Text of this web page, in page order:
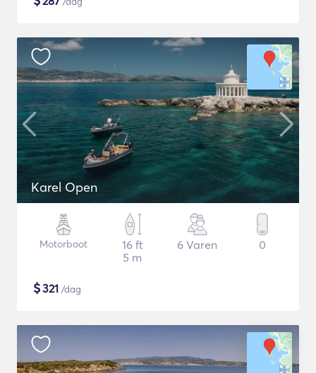
Karel Open
Motorboot
16 ft
5 m
6 Varen 0
$321 /dag